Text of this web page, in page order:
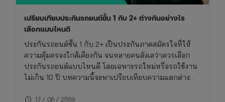
เปรียบเทียบประกันรถยนต์ชั้น 1 กับ 2+ ต่างกันอย่างไร
เลือกแบบไหนดี
ประกันรถยนต์ชั้น 1 กับ 2+ เป็นประกันภาคสมัครใจที่ให้
ความคุ้มครองใกล้เคียงกัน จนหลายคนลังเลว่าควรเลือก
ประกันรถยนต์แบบไหนดี โดยเฉพาะรถใหม่หรือรถใช้งาน
ไม่เกิน 10 ปี บทความนี้จะพาเปรียบเทียบความแตกต่าง
เทียบ ทั้งเรื่องความคุ้มครอง ค่าเบี้ย และความเหมาะสมใน
schedule 17 / 06 / 2569